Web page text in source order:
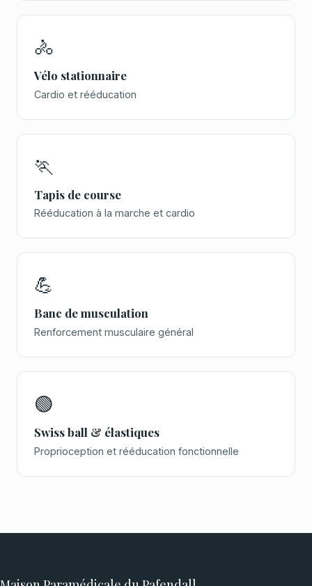
🚴
Vélo stationnaire
Cardio et rééducation
🏃
Tapis de course
Rééducation à la marche et cardio
💪
Banc de musculation
Renforcement musculaire général
🟢
Swiss ball & élastiques
Proprioception et rééducation fonctionnelle